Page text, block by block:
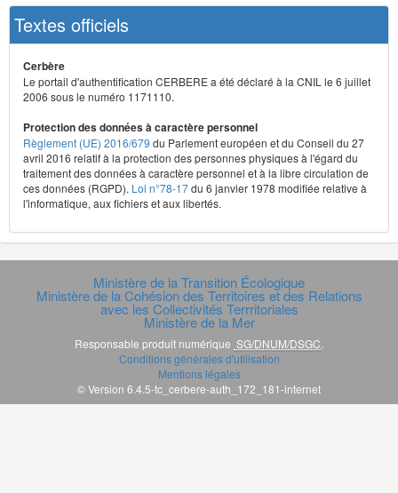
Textes officiels
Cerbère
Le portail d'authentification CERBERE a été déclaré à la CNIL le 6 juillet
2006 sous le numéro 1171110.
Protection des données à caractère personnel
Règlement (UE) 2016/679 du Parlement européen et du Conseil du 27
avril 2016 relatif à la protection des personnes physiques à l'égard du
traitement des données à caractère personnel et à la libre circulation de
ces données (RGPD). Loi n°78-17du 6 janvier 1978 modifiée relative à
l'informatique, aux fichiers et aux libertés.
Ministère de la Transition Écologique
Ministère de la Cohésion des Territoires et des Relations
avec les Collectivités Terrritoriales
Ministère de la Mer
Responsable produit numérique SG/DNUM/DSGC
Conditions générales d'utilisation
Mentions légales
© Version 6.4.5-tc_cerbere-auth_172_181-internet